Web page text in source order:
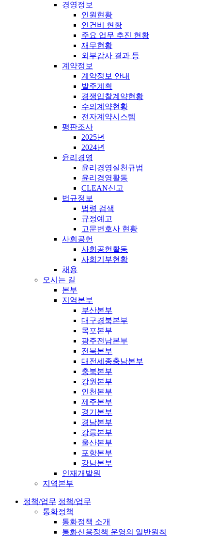
경영정보
인원현황
인건비 현황
주요 업무 추진 현황
재무현황
외부감사 결과 등
계약정보
계약정보 안내
발주계획
경쟁입찰계약현황
수의계약현황
전자계약시스템
평판조사
2025년
2024년
윤리경영
윤리경영실천규범
윤리경영활동
CLEAN신고
법규정보
법령 검색
규정예고
고문변호사 현황
사회공헌
사회공헌활동
사회기부현황
채용
오시는 길
본부
지역본부
부산본부
대구경북본부
목포본부
광주전남본부
전북본부
대전세종충남본부
충북본부
강원본부
인천본부
제주본부
경기본부
경남본부
강릉본부
울산본부
포항본부
강남본부
인재개발원
지역본부
정책/업무 정책/업무
통화정책
통화정책 소개
통화신용정책 운영의 일반원칙